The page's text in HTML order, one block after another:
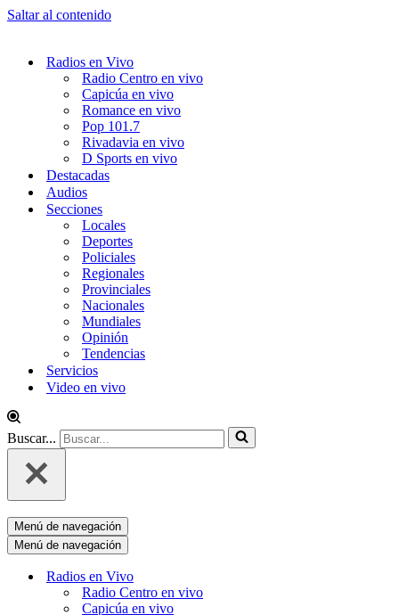
Saltar al contenido
Radios en Vivo
Radio Centro en vivo
Capicúa en vivo
Romance en vivo
Pop 101.7
Rivadavia en vivo
D Sports en vivo
Destacadas
Audios
Secciones
Locales
Deportes
Policiales
Regionales
Provinciales
Nacionales
Mundiales
Opinión
Tendencias
Servicios
Video en vivo
Buscar...
Menú de navegación
Menú de navegación
Radios en Vivo
Radio Centro en vivo
Capicúa en vivo